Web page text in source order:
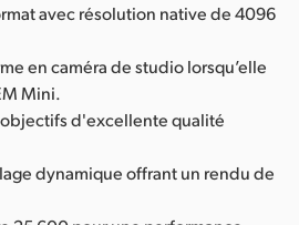
avec résolution native de 4096
en caméra de studio lorsqu’elle
Mini.
d'excellente qualité
dynamique offrant un rendu de